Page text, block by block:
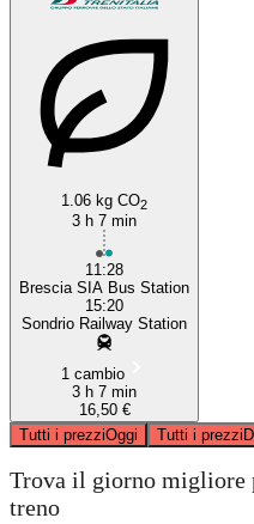
1.06 kg CO2
3 h 7 min
11:28
Brescia SIA Bus Station
15:20
Sondrio Railway Station
1 cambio
3 h 7 min
16,50 €
Tutti i prezziOggi Tutti i prezzi
Trova il giorno migliore
treno